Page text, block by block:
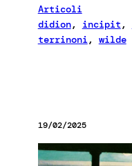
Articoli
didion, incipit ,
terrinoni , wilde
19/02/2025